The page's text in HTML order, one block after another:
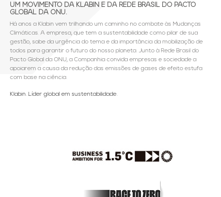
UM MOVIMENTO DA KLABIN E DA REDE BRASIL DO PACTO
GLOBAL DA ONU.
Há anos a Klabin vem trilhando um caminho no combate às Mudanças
Climáticas. A empresa, que tem a sustentabilidade como pilar de sua
gestão, sabe da urgência do tema e da importância da mobilização de
todos para garantir o futuro do nosso planeta. Junto à Rede Brasil do
Pacto Global da ONU, a Companhia convida empresas e sociedade a
apoiarem a causa da redução das emissões de gases de efeito estufa
com base na ciência.
Klabin. Líder global em sustentabilidade.